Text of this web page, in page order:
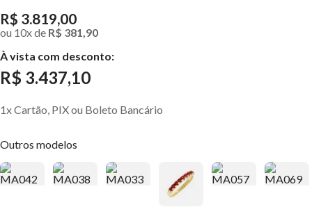
R$ 3.819,00
ou 10xde R$ 381,90
À vista com desconto:
R$ 3.437,10
1x Cartão, PIX ou Boleto Bancário
Outros modelos